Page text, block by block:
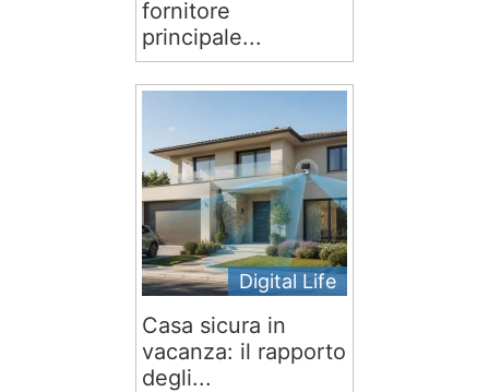
fornitore
principale...
Digital Life
Casa sicura in
vacanza: il rapporto
degli...